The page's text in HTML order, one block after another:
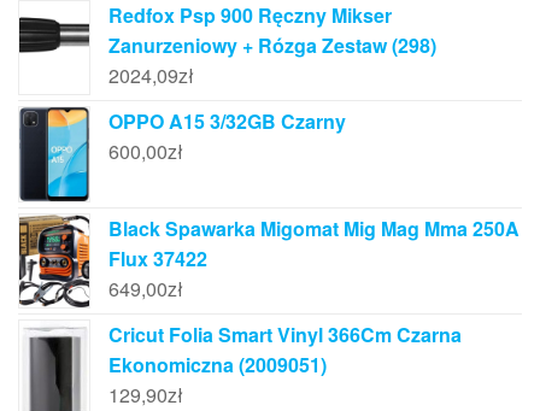
Redfox Psp 900 Ręczny Mikser
Zanurzeniowy + Rózga Zestaw (298)
2024,09zł
OPPO A15 3/32GB Czarny
600,00zł
Black Spawarka Migomat Mig Mag Mma 250A
Flux 37422
649,00zł
Cricut Folia Smart Vinyl 366Cm Czarna
Ekonomiczna (2009051)
129,90zł